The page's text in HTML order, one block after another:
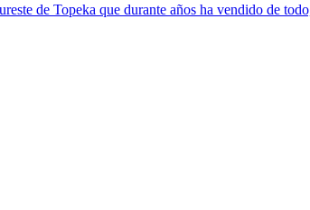
de Topeka que durante años ha vendido de